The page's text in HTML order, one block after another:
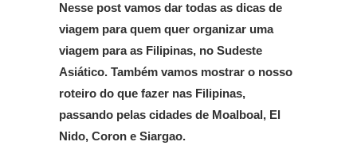
Nesse post vamos dar todas as dicas de
viagem para quem quer organizar uma
viagem para as Filipinas, no Sudeste
Asiático. Também vamos mostrar o nosso
roteiro do que fazer nas Filipinas,
passando pelas cidades de Moalboal, El
Nido, Coron e Siargao.